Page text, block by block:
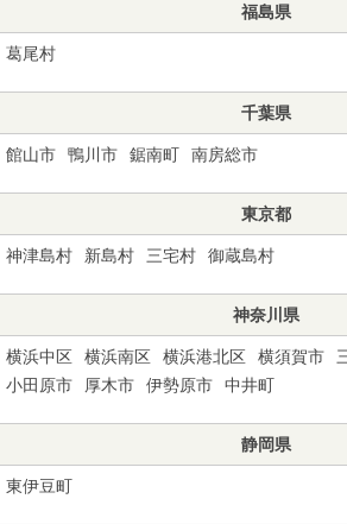
福島県
葛尾村
千葉県
館山市 鴨川市 鋸南町 南房総市
東京都
神津島村 新島村 三宅村 御蔵島村
神奈川県
横浜中区 横浜南区 横浜港北区 横須賀市
小田原市
厚木市 伊勢原市 中井町
静岡県
東伊豆町